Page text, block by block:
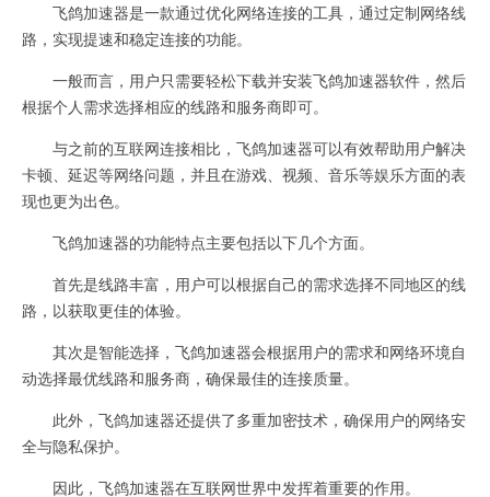
飞鸽加速器是一款通过优化网络连接的工具，通过定制网络线
路，实现提速和稳定连接的功能。
一般而言，用户只需要轻松下载并安装飞鸽加速器软件，然后
根据个人需求选择相应的线路和服务商即可。
与之前的互联网连接相比，飞鸽加速器可以有效帮助用户解决
卡顿、延迟等网络问题，并且在游戏、视频、音乐等娱乐方面的表
现也更为出色。
飞鸽加速器的功能特点主要包括以下几个方面。
首先是线路丰富，用户可以根据自己的需求选择不同地区的线
路，以获取更佳的体验。
其次是智能选择，飞鸽加速器会根据用户的需求和网络环境自
动选择最优线路和服务商，确保最佳的连接质量。
此外，飞鸽加速器还提供了多重加密技术，确保用户的网络安
全与隐私保护。
因此，飞鸽加速器在互联网世界中发挥着重要的作用。